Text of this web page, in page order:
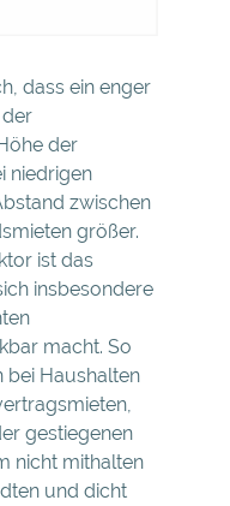
dass ein enger
der
niedrigen
zwischen
größer.
ist das
insbesondere
macht. So
bei Haushalten
gestiegenen
nicht mithalten
und dicht